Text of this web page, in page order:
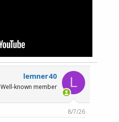
L
lemner40
Well-known member
8/7/26